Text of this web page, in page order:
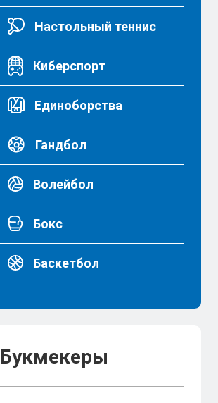
Настольный теннис
Киберспорт
Единоборства
Гандбол
Волейбол
Бокс
Баскетбол
Букмекеры